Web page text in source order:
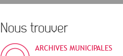
Nous trouver
ARCHIVES MUNICIPALES